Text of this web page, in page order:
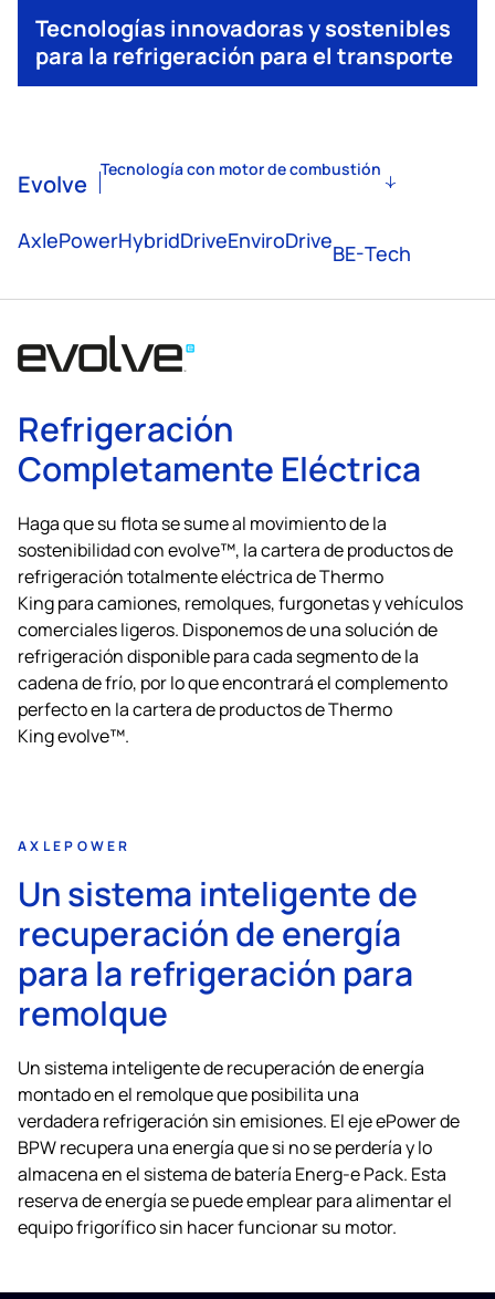
Tecnologías innovadoras y sostenibles
para la refrigeración para el transporte
Evolve Tecnología con motor de combustión
AxlePowerHybridDriveEnviroDriveBE-Tech
Refrigeración
Completamente Eléctrica
Haga que su flota se sume al movimiento de la
sostenibilidad con evolve™, la cartera de productos de
refrigeración totalmente eléctrica deThermo
Kingpara camiones, remolques, furgonetas y vehículos
comerciales ligeros. Disponemos de una solución de
refrigeración disponible para cada segmento de la
cadena de frío, por lo que encontrará el complemento
perfecto en la cartera de productos deThermo
Kingevolve™.
AXLEPOWER
Un sistema inteligente de
recuperación de energía
para la refrigeración para
remolque
Un sistema inteligente de recuperación de energía
montado en el remolque que posibilita una
verdadera refrigeración sin emisiones. El eje ePower de
BPW recupera una energía que si no se perdería y lo
almacena en el sistema de batería Energ-e Pack. Esta
reserva de energía se puede emplear para alimentar el
equipo frigorífico sin hacer funcionar su motor.